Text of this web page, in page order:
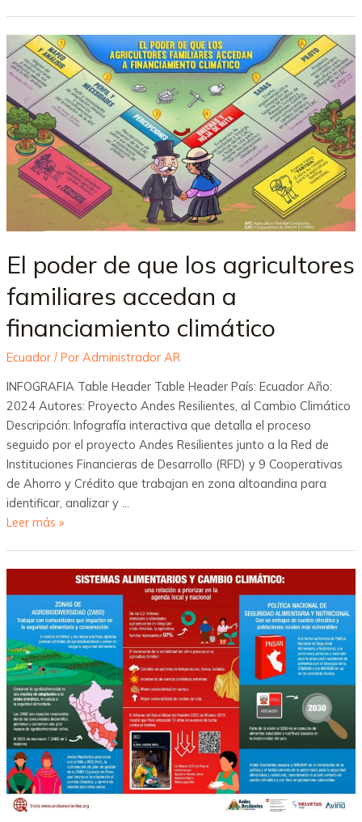
El poder de que los agricultores
familiares accedan a
financiamiento climático
Ecuador/ Por Administrador AR
INFOGRAFIA Table Header Table Header País: Ecuador Año:
2024 Autores: Proyecto Andes Resilientes, al Cambio Climático
Descripción: Infografía interactiva que detalla el proceso
seguido por el proyecto Andes Resilientes junto a la Red de
Instituciones Financieras de Desarrollo (RFD) y 9 Cooperativas
de Ahorro y Crédito que trabajan en zona altoandina para
identificar, analizar y …
Leer más »